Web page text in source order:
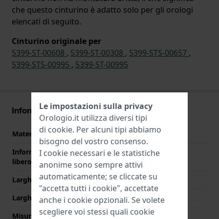
che questo cinturino è adatto solo per gli orologi
elencati di seguito.
Cinturino originale per
5399-ST-00608 , 5399-ST-00308 , 5399-STS-00657 ,
5399-STS-00995 , 5399-ST-00995
Informazioni sul cinturino
Materiale Cinturino
Acciaio inox
Informazioni extra (testo
libero)
Stainless Steel Bracelet
Larghezza cinturino
14 mm
Larghezza tra Anse
14 mm
Misura cinturino alla fibbia
13 mm
Le impostazioni sulla privacy
Orologio.it utilizza diversi tipi
di cookie. Per alcuni tipi abbiamo
bisogno del vostro consenso.
I cookie necessari e le statistiche
anonime sono sempre attivi
automaticamente; se cliccate su
"accetta tutti i cookie", accettate
anche i cookie opzionali. Se volete
scegliere voi stessi quali cookie